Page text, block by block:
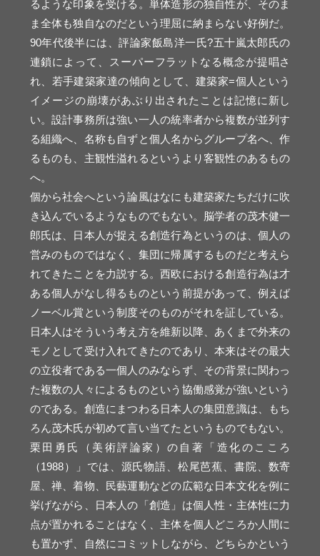
るような印象を受ける。単体造形の独自性が、そのま
ま全体も独自なのだという理屈に納まらない好例だ。
90年代後半には、評論家飯島洋一氏?五十嵐太郎氏の
連鎖によって、スーパーフラットなる概念が提唱さ
れ、若手建築家達の傾向として、建築家=個人という
イメージの崩壊があぶり出されたことは記憶に新し
い。設計事務所は強い一人の統率者から複数が並列す
る組織へ、名称も自ずと個人名からグループ名へ、作
るものも、主観性溢れるというより客観性のあるもの
へ。
個から社会へという論風はなにも建築家たちだけに吹
き込んでいるようなものでもない。脳学者の茂木健一
郎氏は、日本人が捉える創造行為というのは、個人の
営みのものではなく、集団に帰属するものだと考えら
れてきたことを力説する。西欧における創造行為は才
ある個人がなし得るものという前提があって、例えば
ノーベル賞という制度そのものがそれを証している。
日本人はそういう考え方を維新以降、あくまで外来の
モノとして受け入れてきたのであり、本来はその最大
の立役者である一個人のみならず、その背景に関わっ
た複数の人々によるものという協働感覚が強いという
のである。創造にまつわる日本人の集団意識は、もち
ろん茂木氏が初めて言い当てたというものでもない。
栗田勇氏（美術評論家）の自著「造化のこころ
（1988）」では、源氏物語、松尾芭蕉、書院、数寄
屋、禅、着物、民藝運動などの広範な日本文化を例に
挙げながら、日本人の「創造」は個人性・主体性に力
点が置かれることはなく、主体を個人どころか人間に
も置かず、自然にコミットしながら、どちらかという